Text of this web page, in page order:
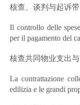
核查、谈判与起诉
Il controllo delle
per il pagamento del
核查共同物业支出
La contrattazione
edilizia e le grandi